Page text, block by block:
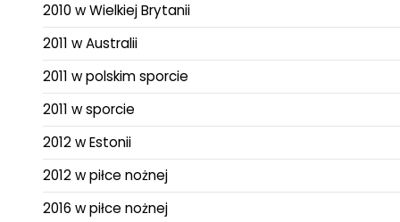
2010 w Wielkiej Brytanii
2011 w Australii
2011 w polskim sporcie
2011 w sporcie
2012 w Estonii
2012 w piłce nożnej
2016 w piłce nożnej